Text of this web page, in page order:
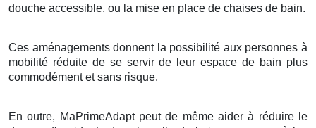
douche accessible, ou la mise en place de chaises de bain.
Ces aménagements donnent la possibilité aux personnes à
mobilité réduite de se servir de leur espace de bain plus
commodément et sans risque.
En outre, MaPrimeAdapt peut de même aider à réduire le